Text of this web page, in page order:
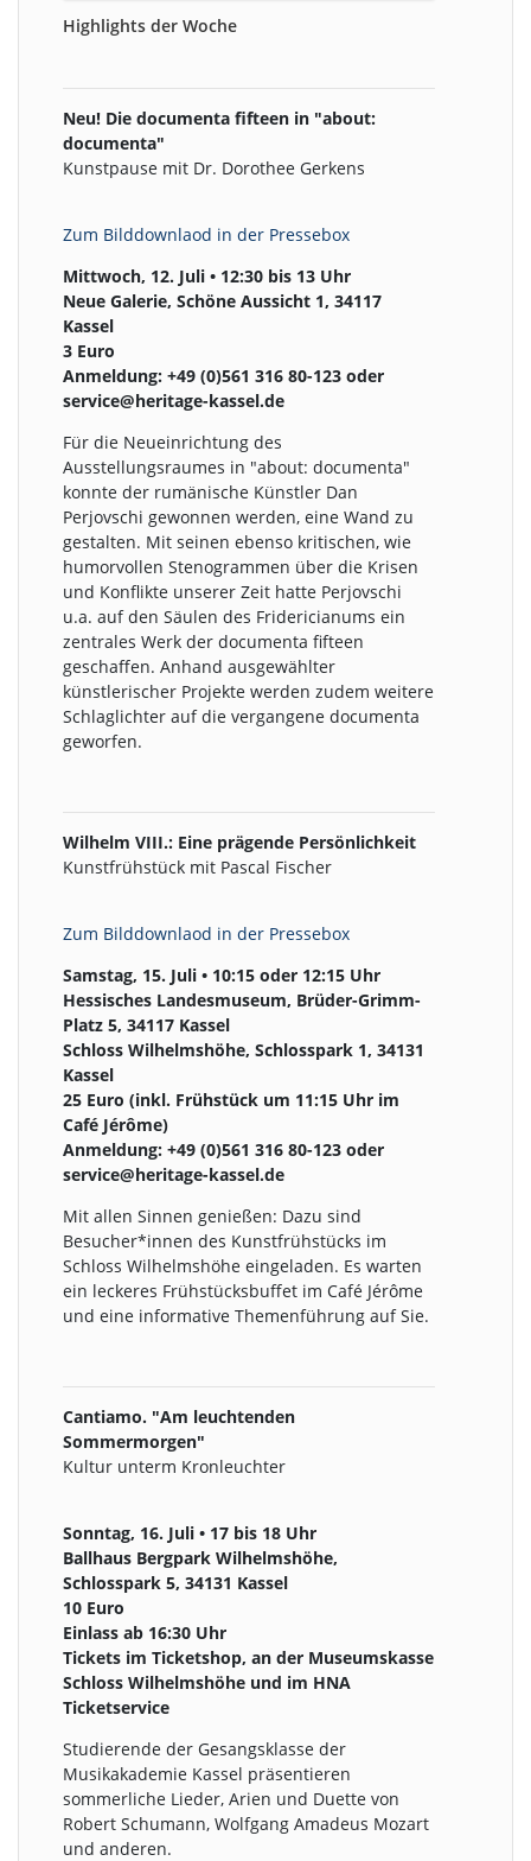
Highlights der Woche
Neu! Die documenta fifteen in "about:
documenta"
Kunstpause mit Dr. Dorothee Gerkens
Zum Bilddownlaod in der Pressebox
Mittwoch, 12. Juli • 12:30 bis 13 Uhr
Neue Galerie, Schöne Aussicht 1, 34117
Kassel
3 Euro
Anmeldung: +49 (0)561 316 80-123 oder
service@heritage-kassel.de
Für die Neueinrichtung des
Ausstellungsraumes in "about: documenta"
konnte der rumänische Künstler Dan
Perjovschi gewonnen werden, eine Wand zu
gestalten. Mit seinen ebenso kritischen, wie
humorvollen Stenogrammen über die Krisen
und Konflikte unserer Zeit hatte Perjovschi
u.a. auf den Säulen des Fridericianums ein
zentrales Werk der documenta fifteen
geschaffen. Anhand ausgewählter
künstlerischer Projekte werden zudem weitere
Schlaglichter auf die vergangene documenta
geworfen.
Wilhelm VIII.: Eine prägende Persönlichkeit
Kunstfrühstück mit Pascal Fischer
Zum Bilddownlaod in der Pressebox
Samstag, 15. Juli • 10:15 oder 12:15 Uhr
Hessisches Landesmuseum, Brüder-Grimm-
Platz 5, 34117 Kassel
Schloss Wilhelmshöhe, Schlosspark 1, 34131
Kassel
25 Euro (inkl. Frühstück um 11:15 Uhr im
Café Jérôme)
Anmeldung: +49 (0)561 316 80-123 oder
service@heritage-kassel.de
Mit allen Sinnen genießen: Dazu sind
Besucher*innen des Kunstfrühstücks im
Schloss Wilhelmshöhe eingeladen. Es warten
ein leckeres Frühstücksbuffet im Café Jérôme
und eine informative Themenführung auf Sie.
Cantiamo. "Am leuchtenden
Sommermorgen"
Kultur unterm Kronleuchter
Sonntag, 16. Juli • 17 bis 18 Uhr
Ballhaus Bergpark Wilhelmshöhe,
Schlosspark 5, 34131 Kassel
10 Euro
Einlass ab 16:30 Uhr
Tickets im Ticketshop, an der Museumskasse
Schloss Wilhelmshöhe und im HNA
Ticketservice
Studierende der Gesangsklasse der
Musikakademie Kassel präsentieren
sommerliche Lieder, Arien und Duette von
Robert Schumann, Wolfgang Amadeus Mozart
und anderen.